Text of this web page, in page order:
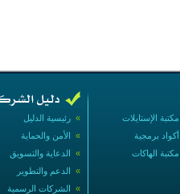
» رئيسية الدليل
» الأمن والحماية
» الدعاية والتسويق
» الدعم والتطوير
» الشركات الرسمية
مكتبة الإستايلات
أكواد برمجية
مكتبة الهاكات